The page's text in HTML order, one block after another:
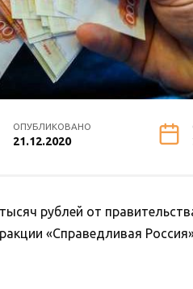
ОПУБЛИКОВАНО
21.12.2020
рублей от
«Справедливая